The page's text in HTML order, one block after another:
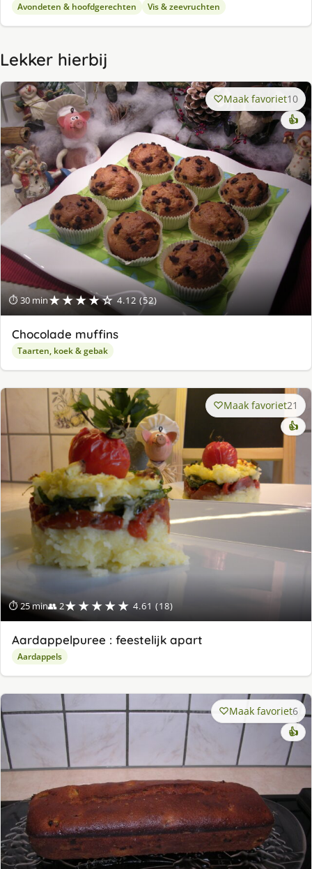
Avondeten & hoofdgerechten Vis & zeevruchten
Lekker hierbij
⏱ 30 min★★★★☆ 4.12 (52)
Maak favoriet10
👍
Chocolade muffins
Taarten, koek & gebak
⏱ 25 min👥 2★★★★★ 4.61 (18)
Maak favoriet21
👍
Aardappelpuree : feestelijk apart
Aardappels
Maak favoriet6
👍